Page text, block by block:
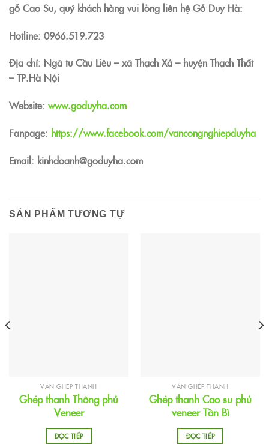
gỗ Cao Su, quý khách hàng vui lòng liên hệ Gỗ Duy Hà:
Hotline: 0966.519.723
Địa chỉ: Ngã tư Cầu Liêu – xã Thạch Xá – huyện Thạch Thất
– TP.Hà Nội
Website:www.goduyha.com
Fanpage: https://www.facebook.com/vancongnghiepduyha
Email: kinhdoanh@goduyha.com
SẢN PHẨM TƯƠNG TỰ
VÁN GHÉP THANH
Ghép thanh Thông phủ
Veneer
ĐỌC TIẾP
VÁN GHÉP THANH
Ghép thanh Cao su phủ
veneer Tần Bì
ĐỌC TIẾP